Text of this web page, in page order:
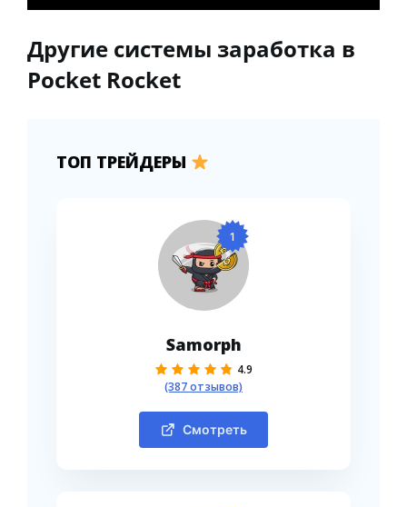
Другие системы заработка в
Pocket Rocket
ТОП ТРЕЙДЕРЫ
1
Samorph
4.9
(387 отзывов)
Смотреть